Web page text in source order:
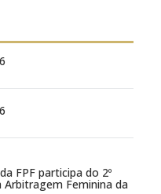
FPF participa do 2º
Arbitragem Feminina da